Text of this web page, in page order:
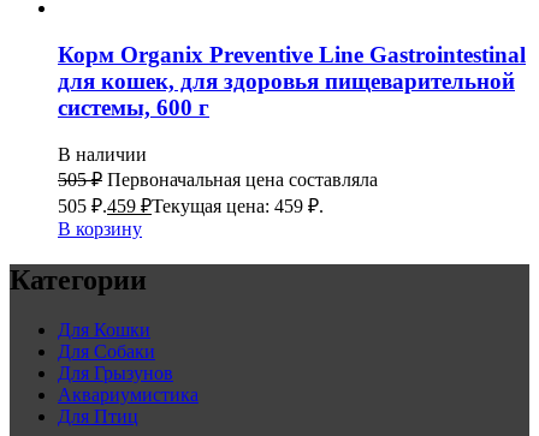
Корм Organix Preventive Line Gastrointestinal
для кошек, для здоровья пищеварительной
системы, 600 г
В наличии
505₽ Первоначальная цена составляла
505 ₽.459 ₽Текущая цена: 459 ₽.
В корзину
Категории
Для Кошки
Для Собаки
Для Грызунов
Аквариумистика
Для Птиц